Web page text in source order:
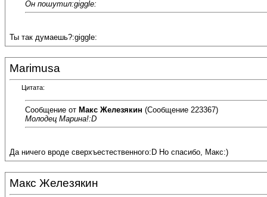
Он пошутил:giggle:
Ты так думаешь?:giggle:
Marimusa
Цитата:
Сообщение от Макс Железякин (Сообщение 223367)
Молодец Марина!:D
Да ничего вроде сверхъестественного:D Но спасибо, Макс:)
Макс Железякин